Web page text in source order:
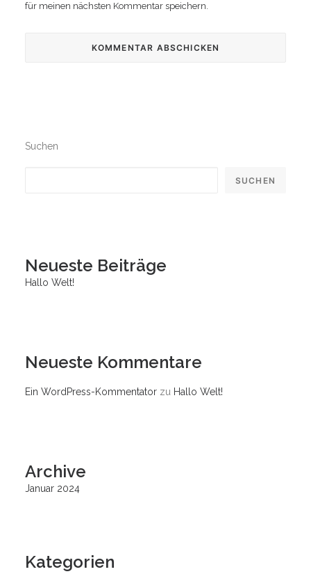
für meinen nächsten Kommentar speichern.
Suchen
SUCHEN
Neueste Beiträge
Hallo Welt!
Neueste Kommentare
Ein WordPress-Kommentator zu Hallo Welt!
Archive
Januar 2024
Kategorien